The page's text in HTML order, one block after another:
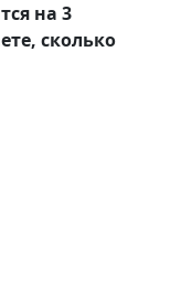
на 3
сколько